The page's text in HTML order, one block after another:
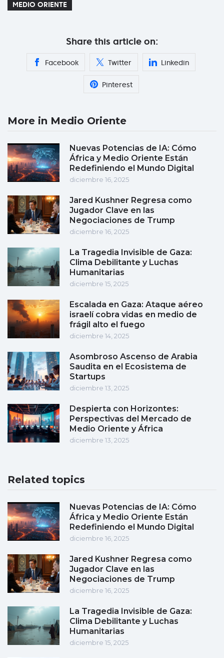
MEDIO ORIENTE
Share this article on:
Facebook Twitter Linkedin
Pinterest
More in Medio Oriente
Nuevas Potencias de IA: Cómo
África y Medio Oriente Están
Redefiniendo el Mundo Digital
diciembre 16, 2025
Jared Kushner Regresa como
Jugador Clave en las
Negociaciones de Trump
diciembre 16, 2025
La Tragedia Invisible de Gaza:
Clima Debilitante y Luchas
Humanitarias
diciembre 15, 2025
Escalada en Gaza: Ataque aéreo
israelí cobra vidas en medio de
frágil alto el fuego
diciembre 14, 2025
Asombroso Ascenso de Arabia
Saudita en el Ecosistema de
Startups
diciembre 13, 2025
Despierta con Horizontes:
Perspectivas del Mercado de
Medio Oriente y África
diciembre 13, 2025
Related topics
Nuevas Potencias de IA: Cómo
África y Medio Oriente Están
Redefiniendo el Mundo Digital
diciembre 16, 2025
Jared Kushner Regresa como
Jugador Clave en las
Negociaciones de Trump
diciembre 16, 2025
La Tragedia Invisible de Gaza:
Clima Debilitante y Luchas
Humanitarias
diciembre 15, 2025